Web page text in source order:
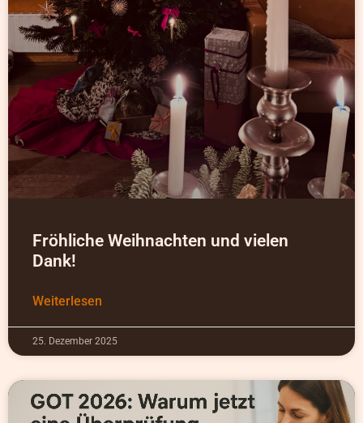
Fröhliche Weihnachten und vielen
Dank!
Weiterlesen
25. Dezember 2025